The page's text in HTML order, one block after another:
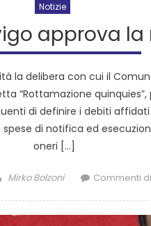
Notizie
approva
la delibera con cui il
“Rottamazione
di definire i debiti affidati
di notifica ed
oneri […]
Mirko Bolzoni Commenti